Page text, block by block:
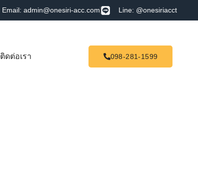
Email: admin@onesiri-acc.com Line: @onesiriacct
ติดต่อเรา 098-281-1599